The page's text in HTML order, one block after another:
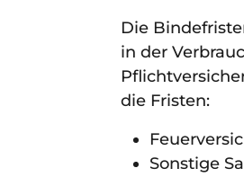
Die
in der
die Fristen:
Sonstige